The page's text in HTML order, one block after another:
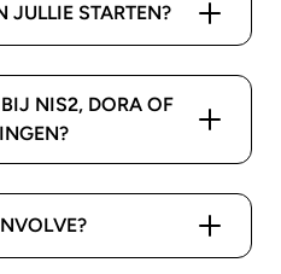
JULLIE STARTEN?
NIS2, DORA OF